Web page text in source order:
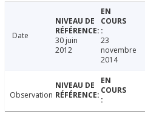
Date
30 juin
2012
23
novembre
2014
Observation